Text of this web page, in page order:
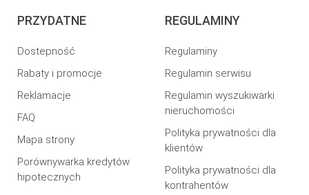
PRZYDATNE
Dostepność
Rabaty i promocje
Reklamacje
FAQ
Mapa strony
Porównywarka kredytów
hipotecznych
REGULAMINY
Regulaminy
Regulamin serwisu
Regulamin wyszukiwarki
nieruchomości
Polityka prywatności dla
klientów
Polityka prywatności dla
kontrahentów